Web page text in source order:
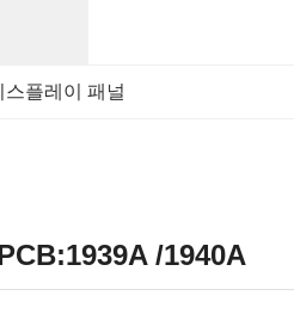
스플레이 패널
/1940A